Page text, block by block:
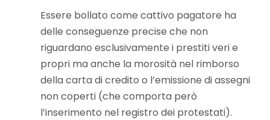
Essere bollato come cattivo pagatore ha
delle conseguenze precise che non
riguardano esclusivamente i prestiti veri e
propri ma anche la morosità nel rimborso
della carta di credito o l’emissione di assegni
non coperti (che comporta però
l’inserimento nel registro dei protestati).